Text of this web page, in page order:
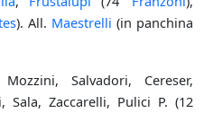
). All. Maestrelli (in panchina
Salvadori, Cereser,
Sala, Zaccarelli, Pulici P. (12